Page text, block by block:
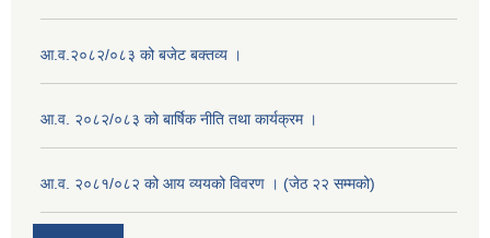
आ.व.२०८२/०८३ को बजेट बक्तव्य ।
आ.व. २०८२/०८३ को बार्षिक नीति तथा कार्यक्रम ।
आ.व. २०८१/०८२ को आय व्ययको विवरण । (जेठ २२ सम्मको)